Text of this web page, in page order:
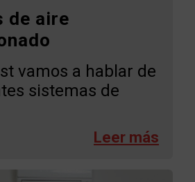
de aire
vamos a hablar de
sistemas de